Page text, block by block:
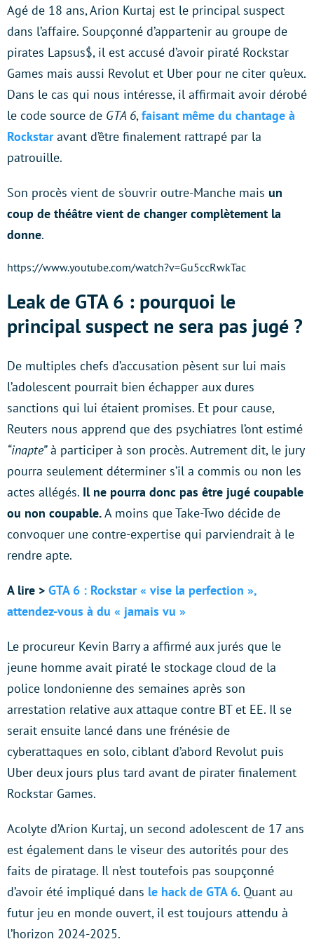
Agé de 18 ans, Arion Kurtaj est le principal suspect
dans l’affaire. Soupçonné d’appartenir au groupe de
pirates Lapsus$, il est accusé d’avoir piraté Rockstar
Games mais aussi Revolut et Uber pour ne citer qu’eux.
Dans le cas qui nous intéresse, il affirmait avoir dérobé
le code source de GTA 6, faisant même du chantage à
Rockstaravant d’être finalement rattrapé par la
patrouille.
Son procès vient de s’ouvrir outre-Manche mais un
coup de théâtre vient de changer complètement la
donne.
https://www.youtube.com/watch?v=Gu5ccRwkTac
Leak de GTA 6 : pourquoi le
principal suspect ne sera pas jugé ?
De multiples chefs d’accusation pèsent sur lui mais
l’adolescent pourrait bien échapper aux dures
sanctions qui lui étaient promises. Et pour cause,
Reuters nous apprend que des psychiatres l’ont estimé
“inapte”à participer à son procès. Autrement dit, le jury
pourra seulement déterminer s’il a commis ou non les
actes allégés. Il ne pourra donc pas être jugé coupable
ou non coupable.A moins que Take-Two décide de
convoquer une contre-expertise qui parviendrait à le
rendre apte.
A lire > GTA 6 : Rockstar « vise la perfection »,
attendez-vous à du « jamais vu »
Le procureur Kevin Barry a affirmé aux jurés que le
jeune homme avait piraté le stockage cloud de la
police londonienne des semaines après son
arrestation relative aux attaque contre BT et EE. Il se
serait ensuite lancé dans une frénésie de
cyberattaques en solo, ciblant d’abord Revolut puis
Uber deux jours plus tard avant de pirater finalement
Rockstar Games.
Acolyte d’Arion Kurtaj, un second adolescent de 17 ans
est également dans le viseur des autorités pour des
faits de piratage. Il n’est toutefois pas soupçonné
d’avoir été impliqué dans le hack de GTA 6. Quant au
futur jeu en monde ouvert, il est toujours attendu à
l’horizon 2024-2025.